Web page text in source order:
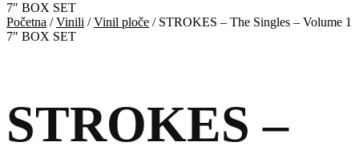
7″ BOX SET
Početna /Vinili /Vinil ploče / STROKES – The Singles – Volume 1
7″ BOX SET
STROKES –